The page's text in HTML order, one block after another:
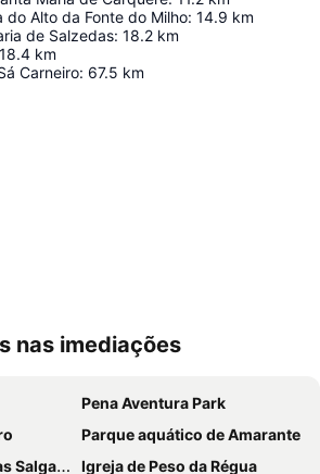
do Alto da Fonte do Milho: 14.9 km
de Salzedas: 18.2 km
18.4 km
Carneiro: 67.5 km
nas imediações
Pena Aventura Park
Parque aquático de Amarante
Igreja de Peso da Régua